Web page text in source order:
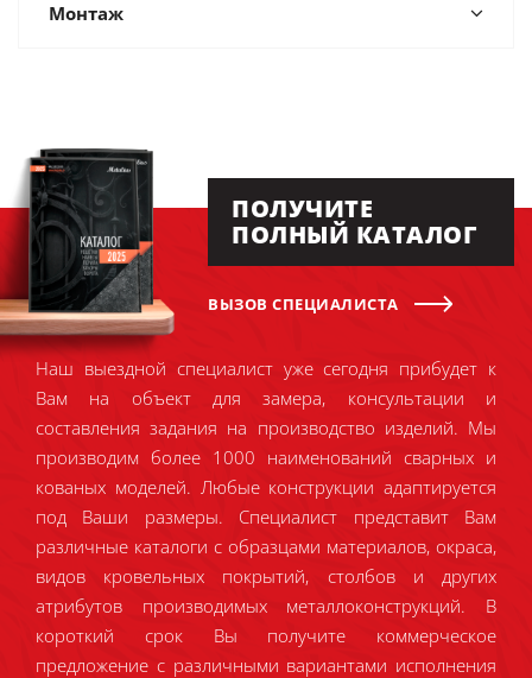
Монтаж
ПОЛУЧИТЕ
ПОЛНЫЙ КАТАЛОГ
ВЫЗОВ СПЕЦИАЛИСТА
Наш выездной специалист уже сегодня прибудет к
Вам на объект для замера, консультации и
составления задания на производство изделий. Мы
производим более 1000 наименований сварных и
кованых моделей. Любые конструкции адаптируется
под Ваши размеры. Специалист представит Вам
различные каталоги с образцами материалов, окраса,
видов кровельных покрытий, столбов и других
атрибутов производимых металлоконструкций. В
короткий срок Вы получите коммерческое
предложение с различными вариантами исполнения